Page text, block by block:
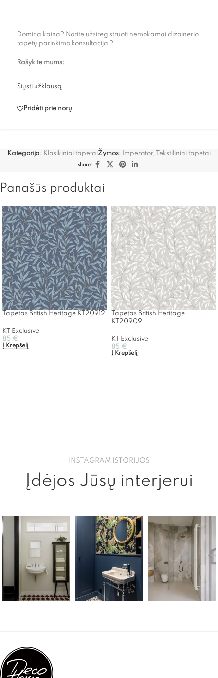
Domina kaina? Norite užsiregistruoti nemokamai dizainerio
tapetų parinkimo konsultacijai?
Rašykite mums:
Siųsti užklausą
Pridėti prie norų
Kategorija: Klasikiniai tapetaiŽymos: Imperator, Tekstiliniai tapetai
share:
Panašūs produktai
Tapetas British Heritage KT20912
KT Exclusive
85 €
Į Krepšelį
Tapetas British Heritage
KT20909
KT Exclusive
85 €
Į Krepšelį
INSTAGRAM ISTORIJOS
Įdėjos Jūsų interjerui